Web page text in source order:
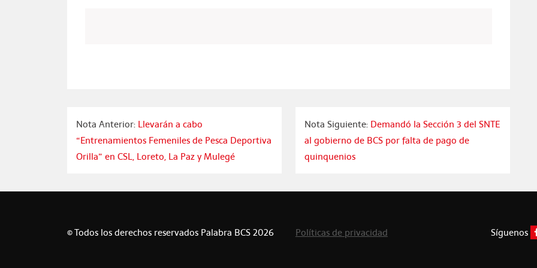
Nota Anterior: Llevarán a cabo
“Entrenamientos Femeniles de Pesca Deportiva
Orilla” en CSL, Loreto, La Paz y Mulegé
Nota Siguiente: Demandó la Sección 3 del SNTE
al gobierno de BCS por falta de pago de
quinquenios
© Todos los derechos reservados Palabra BCS 2026 Políticas de privacidad Síguenos